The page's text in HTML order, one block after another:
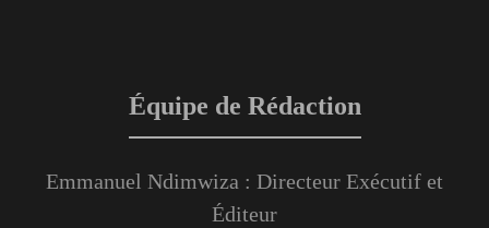
Équipe de Rédaction
Emmanuel Ndimwiza : Directeur Exécutif et
Éditeur